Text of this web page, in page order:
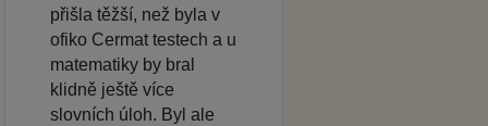
přišla těžší, než byla v
ofiko Cermat testech a u
matematiky by bral
klidně ještě více
slovních úloh. Byl ale